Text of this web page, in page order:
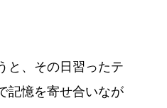
と、その日習ったテ
記憶を寄せ合いなが